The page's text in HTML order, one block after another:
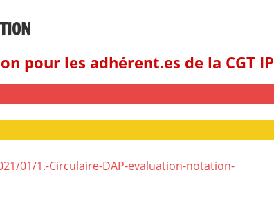
pour les adhérent.es de la CGT IP
01/1.-Circulaire-DAP-evaluation-notation-